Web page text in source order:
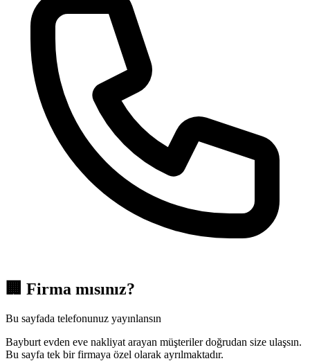
🏢 Firma mısınız?
Bu sayfada telefonunuz yayınlansın
Bayburt evden eve nakliyat arayan müşteriler doğrudan size ulaşsın.
Bu sayfa tek bir firmaya özel olarak ayrılmaktadır.